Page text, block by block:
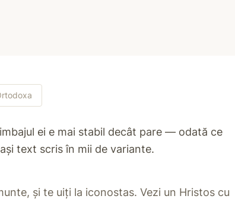
ei e mai stabil decât pare — odată ce
text scris în mii de variante.
și te uiți la iconostas. Vezi un Hristos cu